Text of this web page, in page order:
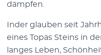
dämpfen.
Inder glauben seit
eines Topas Steins in
langes Leben,